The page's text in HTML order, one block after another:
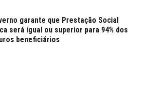
garante que Prestação Social
será igual ou superior para 94% dos
beneficiários